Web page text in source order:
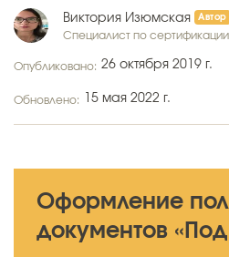
Виктория Изюмская
Специалист по
Опубликовано: 26 октября 2019 г.
Обновлено: 15 мая 2022 г.
Оформление
документов